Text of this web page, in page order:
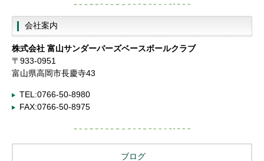
会社案内
株式会社 富山サンダーバーズベースボールクラブ
〒933-0951
富山県高岡市長慶寺43
TEL:0766-50-8980
FAX:0766-50-8975
ブログ